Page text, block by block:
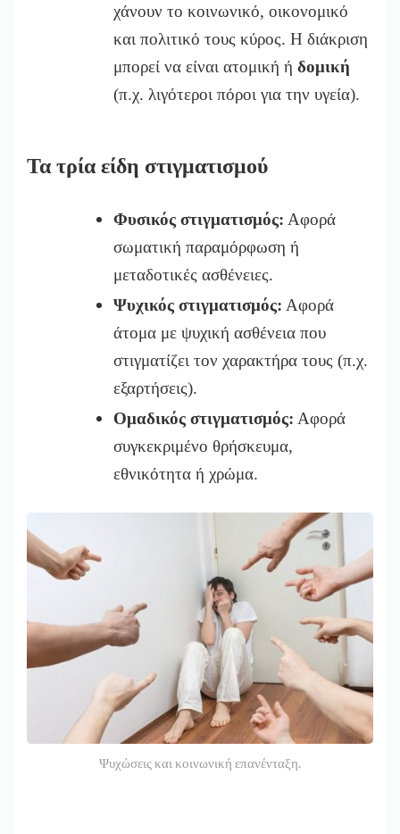
χάνουν το κοινωνικό, οικονομικό
και πολιτικό τους κύρος. Η διάκριση
μπορεί να είναι ατομική ή δομική
(π.χ. λιγότεροι πόροι για την υγεία).
Τα τρία είδη στιγματισμού
Φυσικός στιγματισμός: Αφορά
σωματική παραμόρφωση ή
μεταδοτικές ασθένειες.
Ψυχικός στιγματισμός: Αφορά
άτομα με ψυχική ασθένεια που
στιγματίζει τον χαρακτήρα τους (π.χ.
εξαρτήσεις).
Ομαδικός στιγματισμός: Αφορά
συγκεκριμένο θρήσκευμα,
εθνικότητα ή χρώμα.
Ψυχώσεις και κοινωνική επανένταξη.